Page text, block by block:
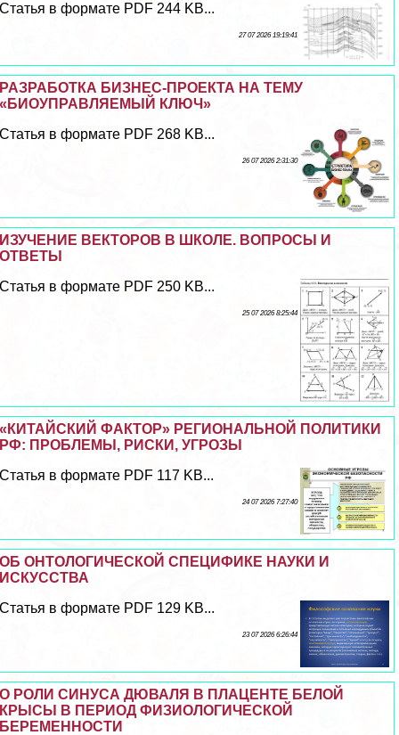
Статья в формате PDF 244 KB...
27 07 2026 19:19:41
РАЗРАБОТКА БИЗНЕС-ПРОЕКТА НА ТЕМУ
«БИОУПРАВЛЯЕМЫЙ КЛЮЧ»
Статья в формате PDF 268 KB...
26 07 2026 2:31:30
ИЗУЧЕНИЕ ВЕКТОРОВ В ШКОЛЕ. ВОПРОСЫ И
ОТВЕТЫ
Статья в формате PDF 250 KB...
25 07 2026 8:25:44
«КИТАЙСКИЙ ФАКТОР» РЕГИОНАЛЬНОЙ ПОЛИТИКИ
РФ: ПРОБЛЕМЫ, РИСКИ, УГРОЗЫ
Статья в формате PDF 117 KB...
24 07 2026 7:27:40
ОБ ОНТОЛОГИЧЕСКОЙ СПЕЦИФИКЕ НАУКИ И
ИСКУССТВА
Статья в формате PDF 129 KB...
23 07 2026 6:26:44
О РОЛИ СИНУСА ДЮВАЛЯ В ПЛАЦЕНТЕ БЕЛОЙ
КРЫСЫ В ПЕРИОД ФИЗИОЛОГИЧЕСКОЙ
БЕРЕМЕННОСТИ